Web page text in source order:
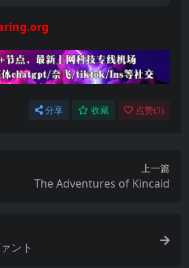
分享 收藏 点赞(3)
上一篇
The Adventures of Kincaid
ント